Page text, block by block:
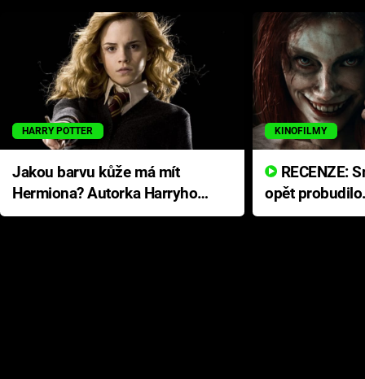
HARRY POTTER
Jakou barvu kůže má mít
Hermiona? Autorka Harryho
Pottera přišla s ráznou
KINOFILMY
opět
přichází s